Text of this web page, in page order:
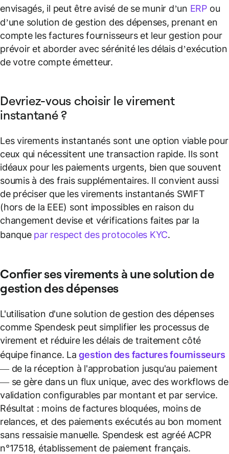
envisagés, il peut être avisé de se munir d’un ERP ou
d’une solution de gestion des dépenses, prenant en
compte les factures fournisseurs et leur gestion pour
prévoir et aborder avec sérénité les délais d’exécution
de votre compte émetteur.
Devriez-vous choisir le virement
instantané ?
Les virements instantanés sont une option viable pour
ceux qui nécessitent une transaction rapide. Ils sont
idéaux pour les paiements urgents, bien que souvent
soumis à des frais supplémentaires. Il convient aussi
de préciser que les virements instantanés SWIFT
(hors de la EEE) sont impossibles en raison du
changement devise et vérifications faites par la
banque par respect des protocoles KYC.
Confier ses virements à une solution de
gestion des dépenses
L'utilisation d'une solution de gestion des dépenses
comme Spendesk peut simplifier les processus de
virement et réduire les délais de traitement côté
équipe finance. Lagestion des factures fournisseurs
— de la réception à l'approbation jusqu'au paiement
— se gère dans un flux unique, avec des workflows de
validation configurables par montant et par service.
Résultat : moins de factures bloquées, moins de
relances, et des paiements exécutés au bon moment
sans ressaisie manuelle. Spendesk est agréé ACPR
n°17518, établissement de paiement français.